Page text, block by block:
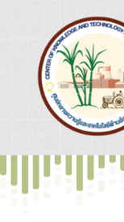
ฐานข้อมูล